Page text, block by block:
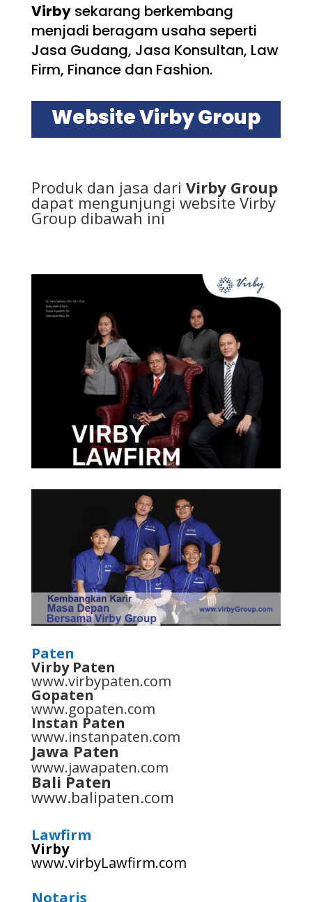
Virbysekarang berkembang
menjadi beragam usaha seperti
Jasa Gudang, Jasa Konsultan, Law
Firm, Finance dan Fashion.
Website Virby Group
Produk dan jasa dari Virby Group
dapat mengunjungi website Virby
Group dibawah ini
Paten
Virby Paten
www.virbypaten.com
Gopaten
www.gopaten.com
Instan Paten
www.instanpaten.com
Jawa Paten
www.jawapaten.com
Bali Paten
www.balipaten.com
Lawfirm
Virby
www.virbyLawfirm.com
Notaris